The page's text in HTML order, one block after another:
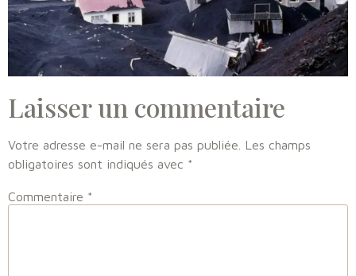
Laisser un commentaire
Votre adresse e-mail ne sera pas publiée. Les champs
obligatoires sont indiqués avec *
Commentaire *